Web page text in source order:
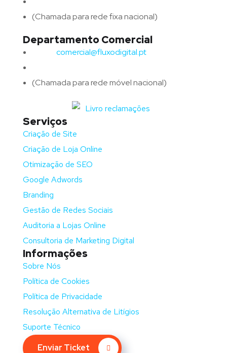
(Chamada para rede fixa nacional)
Departamento Comercial
comercial@fluxodigital.pt
(Chamada para rede móvel nacional)
Serviços
Criação de Site
Criação de Loja Online
Otimização de SEO
Google Adwords
Branding
Gestão de Redes Sociais
Auditoria a Lojas Online
Consultoria de Marketing Digital
Informações
Sobre Nós
Política de Cookies
Política de Privacidade
Resolução Alternativa de Litígios
Suporte Técnico
Enviar Ticket